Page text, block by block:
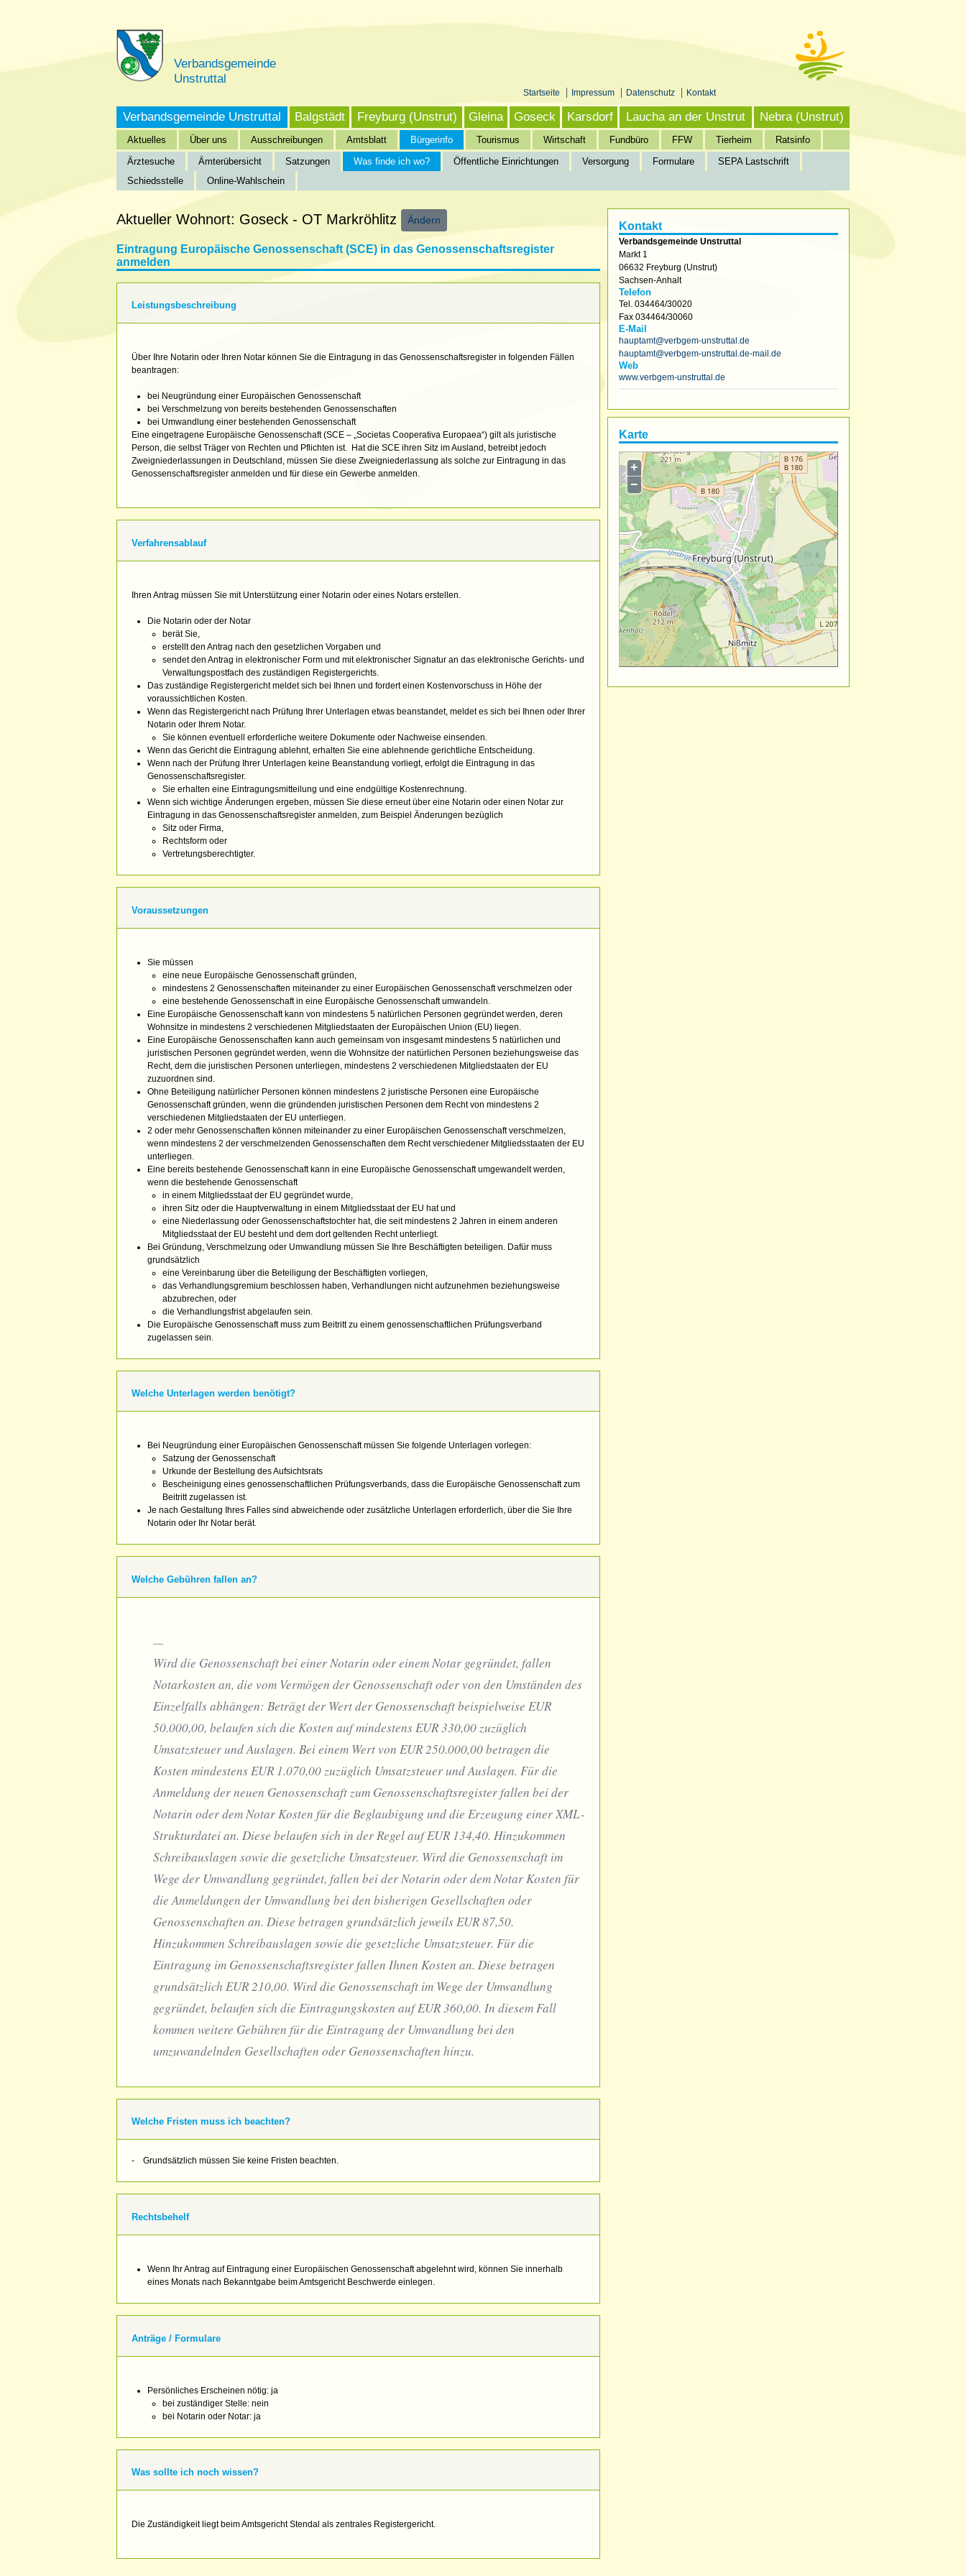
Verbandsgemeinde
Unstruttal
Startseite Impressum Datenschutz Kontakt
Verbandsgemeinde Unstruttal
Aktuelles Über uns Ausschreibungen Amtsblatt
Bürgerinfo
Ärztesuche
Ämterübersicht Satzungen Was finde ich wo? Öffentliche Einrichtungen Versorgung Formulare
SEPA Lastschrift
Schiedsstelle
Online-Wahlschein
Tourismus Wirtschaft Fundbüro FFW Tierheim Ratsinfo
Balgstädt Freyburg (Unstrut) Gleina Goseck Karsdorf Laucha an der Unstrut Nebra (Unstrut)
Startseite»Verbandsgemeinde Unstruttal»
Kontakt
Verbandsgemeinde Unstruttal
Markt 1
06632 Freyburg (Unstrut)
Sachsen-Anhalt
Telefon
Tel. 034464/30020
Fax 034464/30060
E-Mail
hauptamt@verbgem-unstruttal.de
hauptamt@verbgem-unstruttal.de-mail.de
Web
www.verbgem-unstruttal.de
Karte
+
−
Aktueller Wohnort: Goseck - OT Markröhlitz Ändern
Eintragung Europäische Genossenschaft (SCE) in das Genossenschaftsregister
anmelden
Leistungsbeschreibung
Über Ihre Notarin oder Ihren Notar können Sie die Eintragung in das Genossenschaftsregister in folgenden Fällen
beantragen:
bei Neugründung einer Europäischen Genossenschaft
bei Verschmelzung von bereits bestehenden Genossenschaften
bei Umwandlung einer bestehenden Genossenschaft
Eine eingetragene Europäische Genossenschaft (SCE – „Societas Cooperativa Europaea“) gilt als juristische
Person, die selbst Träger von Rechten und Pflichten ist. Hat die SCE ihren Sitz im Ausland, betreibt jedoch
Zweigniederlassungen in Deutschland, müssen Sie diese Zweigniederlassung als solche zur Eintragung in das
Genossenschaftsregister anmelden und für diese ein Gewerbe anmelden.
Verfahrensablauf
Ihren Antrag müssen Sie mit Unterstützung einer Notarin oder eines Notars erstellen.
Die Notarin oder der Notar
berät Sie,
erstellt den Antrag nach den gesetzlichen Vorgaben und
sendet den Antrag in elektronischer Form und mit elektronischer Signatur an das elektronische Gerichts- und
Verwaltungspostfach des zuständigen Registergerichts.
Das zuständige Registergericht meldet sich bei Ihnen und fordert einen Kostenvorschuss in Höhe der
voraussichtlichen Kosten.
Wenn das Registergericht nach Prüfung Ihrer Unterlagen etwas beanstandet, meldet es sich bei Ihnen oder Ihrer
Notarin oder Ihrem Notar.
Sie können eventuell erforderliche weitere Dokumente oder Nachweise einsenden.
Wenn das Gericht die Eintragung ablehnt, erhalten Sie eine ablehnende gerichtliche Entscheidung.
Wenn nach der Prüfung Ihrer Unterlagen keine Beanstandung vorliegt, erfolgt die Eintragung in das
Genossenschaftsregister.
Sie erhalten eine Eintragungsmitteilung und eine endgültige Kostenrechnung.
Wenn sich wichtige Änderungen ergeben, müssen Sie diese erneut über eine Notarin oder einen Notar zur
Eintragung in das Genossenschaftsregister anmelden, zum Beispiel Änderungen bezüglich
Sitz oder Firma,
Rechtsform oder
Vertretungsberechtigter.
Voraussetzungen
Sie müssen
eine neue Europäische Genossenschaft gründen,
mindestens 2 Genossenschaften miteinander zu einer Europäischen Genossenschaft verschmelzen oder
eine bestehende Genossenschaft in eine Europäische Genossenschaft umwandeln.
Eine Europäische Genossenschaft kann von mindestens 5 natürlichen Personen gegründet werden, deren
Wohnsitze in mindestens 2 verschiedenen Mitgliedstaaten der Europäischen Union (EU) liegen.
Eine Europäische Genossenschaften kann auch gemeinsam von insgesamt mindestens 5 natürlichen und
juristischen Personen gegründet werden, wenn die Wohnsitze der natürlichen Personen beziehungsweise das
Recht, dem die juristischen Personen unterliegen, mindestens 2 verschiedenen Mitgliedstaaten der EU
zuzuordnen sind.
Ohne Beteiligung natürlicher Personen können mindestens 2 juristische Personen eine Europäische
Genossenschaft gründen, wenn die gründenden juristischen Personen dem Recht von mindestens 2
verschiedenen Mitgliedstaaten der EU unterliegen.
2 oder mehr Genossenschaften können miteinander zu einer Europäischen Genossenschaft verschmelzen,
wenn mindestens 2 der verschmelzenden Genossenschaften dem Recht verschiedener Mitgliedsstaaten der EU
unterliegen.
Eine bereits bestehende Genossenschaft kann in eine Europäische Genossenschaft umgewandelt werden,
wenn die bestehende Genossenschaft
in einem Mitgliedsstaat der EU gegründet wurde,
ihren Sitz oder die Hauptverwaltung in einem Mitgliedsstaat der EU hat und
eine Niederlassung oder Genossenschaftstochter hat, die seit mindestens 2 Jahren in einem anderen
Mitgliedsstaat der EU besteht und dem dort geltenden Recht unterliegt.
Bei Gründung, Verschmelzung oder Umwandlung müssen Sie Ihre Beschäftigten beteiligen. Dafür muss
grundsätzlich
eine Vereinbarung über die Beteiligung der Beschäftigten vorliegen,
das Verhandlungsgremium beschlossen haben, Verhandlungen nicht aufzunehmen beziehungsweise
abzubrechen, oder
die Verhandlungsfrist abgelaufen sein.
Die Europäische Genossenschaft muss zum Beitritt zu einem genossenschaftlichen Prüfungsverband
zugelassen sein.
Welche Unterlagen werden benötigt?
Bei Neugründung einer Europäischen Genossenschaft müssen Sie folgende Unterlagen vorlegen:
Satzung der Genossenschaft
Urkunde der Bestellung des Aufsichtsrats
Bescheinigung eines genossenschaftlichen Prüfungsverbands, dass die Europäische Genossenschaft zum
Beitritt zugelassen ist.
Je nach Gestaltung Ihres Falles sind abweichende oder zusätzliche Unterlagen erforderlich, über die Sie Ihre
Notarin oder Ihr Notar berät.
Welche Gebühren fallen an?
Wird die Genossenschaft bei einer Notarin oder einem Notar gegründet, fallen
Notarkosten an, die vom Vermögen der Genossenschaft oder von den Umständen des
Einzelfalls abhängen: Beträgt der Wert der Genossenschaft beispielweise EUR
50.000,00, belaufen sich die Kosten auf mindestens EUR 330,00 zuzüglich
Umsatzsteuer und Auslagen. Bei einem Wert von EUR 250.000,00 betragen die
Kosten mindestens EUR 1.070,00 zuzüglich Umsatzsteuer und Auslagen. Für die
Anmeldung der neuen Genossenschaft zum Genossenschaftsregister fallen bei der
Notarin oder dem Notar Kosten für die Beglaubigung und die Erzeugung einer XML-
Strukturdatei an. Diese belaufen sich in der Regel auf EUR 134,40. Hinzukommen
Schreibauslagen sowie die gesetzliche Umsatzsteuer. Wird die Genossenschaft im
Wege der Umwandlung gegründet, fallen bei der Notarin oder dem Notar Kosten für
die Anmeldungen der Umwandlung bei den bisherigen Gesellschaften oder
Genossenschaften an. Diese betragen grundsätzlich jeweils EUR 87,50.
Hinzukommen Schreibauslagen sowie die gesetzliche Umsatzsteuer. Für die
Eintragung im Genossenschaftsregister fallen Ihnen Kosten an. Diese betragen
grundsätzlich EUR 210,00. Wird die Genossenschaft im Wege der Umwandlung
gegründet, belaufen sich die Eintragungskosten auf EUR 360,00. In diesem Fall
kommen weitere Gebühren für die Eintragung der Umwandlung bei den
umzuwandelnden Gesellschaften oder Genossenschaften hinzu.
Welche Fristen muss ich beachten?
- Grundsätzlich müssen Sie keine Fristen beachten.
Rechtsbehelf
Wenn Ihr Antrag auf Eintragung einer Europäischen Genossenschaft abgelehnt wird, können Sie innerhalb
eines Monats nach Bekanntgabe beim Amtsgericht Beschwerde einlegen.
Anträge / Formulare
Persönliches Erscheinen nötig: ja
bei zuständiger Stelle: nein
bei Notarin oder Notar: ja
Was sollte ich noch wissen?
Die Zuständigkeit liegt beim Amtsgericht Stendal als zentrales Registergericht.